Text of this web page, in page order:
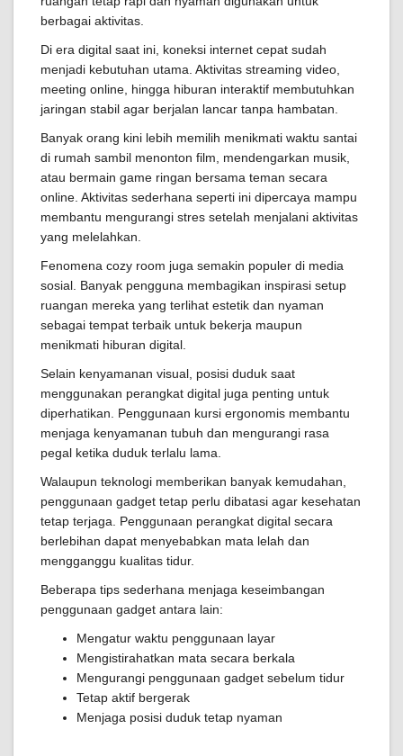
berbagai aktivitas.
Di era digital saat ini, koneksi internet cepat sudah
menjadi kebutuhan utama. Aktivitas streaming video,
meeting online, hingga hiburan interaktif membutuhkan
jaringan stabil agar berjalan lancar tanpa hambatan.
Banyak orang kini lebih memilih menikmati waktu santai
di rumah sambil menonton film, mendengarkan musik,
atau bermain game ringan bersama teman secara
online. Aktivitas sederhana seperti ini dipercaya mampu
membantu mengurangi stres setelah menjalani aktivitas
yang melelahkan.
Fenomena cozy room juga semakin populer di media
sosial. Banyak pengguna membagikan inspirasi setup
ruangan mereka yang terlihat estetik dan nyaman
sebagai tempat terbaik untuk bekerja maupun
menikmati hiburan digital.
Selain kenyamanan visual, posisi duduk saat
menggunakan perangkat digital juga penting untuk
diperhatikan. Penggunaan kursi ergonomis membantu
menjaga kenyamanan tubuh dan mengurangi rasa
pegal ketika duduk terlalu lama.
Walaupun teknologi memberikan banyak kemudahan,
penggunaan gadget tetap perlu dibatasi agar kesehatan
tetap terjaga. Penggunaan perangkat digital secara
berlebihan dapat menyebabkan mata lelah dan
mengganggu kualitas tidur.
Beberapa tips sederhana menjaga keseimbangan
penggunaan gadget antara lain:
Mengatur waktu penggunaan layar
Mengistirahatkan mata secara berkala
Mengurangi penggunaan gadget sebelum tidur
Tetap aktif bergerak
Menjaga posisi duduk tetap nyaman